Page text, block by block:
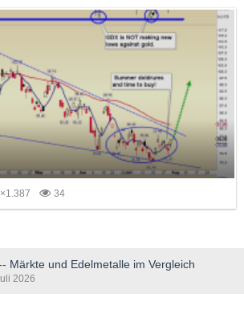
34
Märkte und Edelmetalle im Vergleich
2026